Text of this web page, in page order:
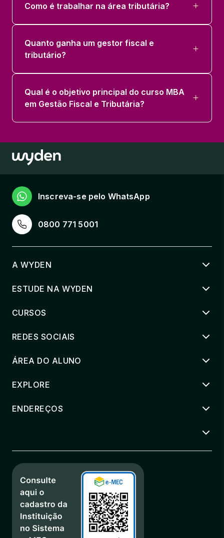
Como é trabalhar na área tributária?
Quanto ganha um gestor fiscal e
tributário?
Qual é o objetivo principal do curso MBA
em Gestão Fiscal e Tributária?
0800 771 5001
Inscreva-se pelo WhatsApp
A WYDEN
ESTUDE NA WYDEN
CURSOS
REDES SOCIAIS
ÁREA DO ALUNO
EXPLORE
ENDEREÇOS